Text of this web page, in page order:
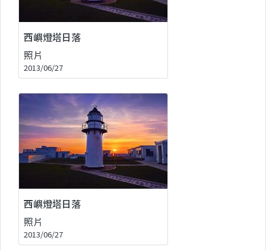
西嶼燈塔日落
照片
2013/06/27
西嶼燈塔日落
照片
2013/06/27